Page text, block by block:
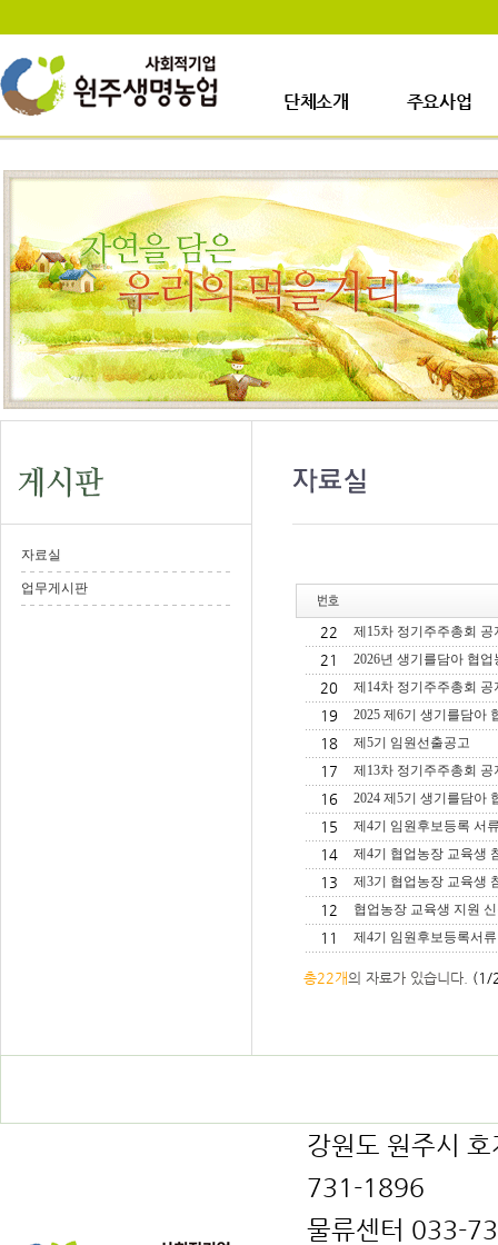
단체소개
인사말
걸어온길
사업이력
업무안내
오시는길
일정안내
주요사업
사업장소개
생산시설소개
주요사업내용
자료실
업무게시판
22 제15차 정기주주총회 공
21 2026년 생기를담아 협
20 제14차 정기주주총회 공
19 2025 제6기 생기를담아
18 제5기 임원선출공고
17 제13차 정기주주총회 공
16 2024 제5기 생기를담아
15 제4기 임원후보등록 서
14 제4기 협업농장 교육생
13 제3기 협업농장 교육생
12 협업농장 교육생 지원
11 제4기 임원후보등록서류
총22개의 자료가 있습니다. (1/
강원도 원주시
731-1896
물류센터 033-